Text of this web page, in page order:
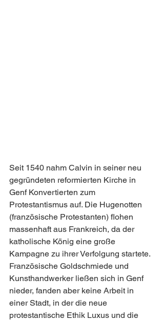
Seit 1540 nahm Calvin in seiner neu
gegründeten reformierten Kirche in
Genf Konvertierten zum
Protestantismus auf. Die Hugenotten
(französische Protestanten) flohen
massenhaft aus Frankreich, da der
katholische König eine große
Kampagne zu ihrer Verfolgung startete.
Französische Goldschmiede und
Kunsthandwerker ließen sich in Genf
nieder, fanden aber keine Arbeit in
einer Stadt, in der die neue
protestantische Ethik Luxus und die